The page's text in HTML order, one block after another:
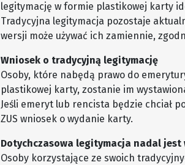
legitymację w formie plastikowej karty
Tradycyjna legitymacja pozostaje
wersji może używać ich zamiennie,
Wniosek o tradycyjną legitymację
Osoby, które nabędą prawo do
plastikowej karty, zostanie im
Jeśli emeryt lub rencista będzie chciał
ZUS wniosek o wydanie karty.
Dotychczasowa legitymacja nadal jest
Osoby korzystające ze swoich